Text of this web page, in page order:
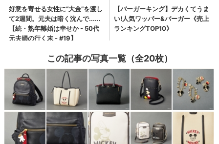
この記事の写真一覧（全20枚）